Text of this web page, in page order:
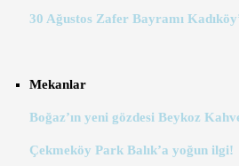
30 Ağustos Zafer Bayramı
Mekanlar
Boğaz’ın yeni gözdesi Beykoz
Çekmeköy Park Balık’a yoğun ilgi!